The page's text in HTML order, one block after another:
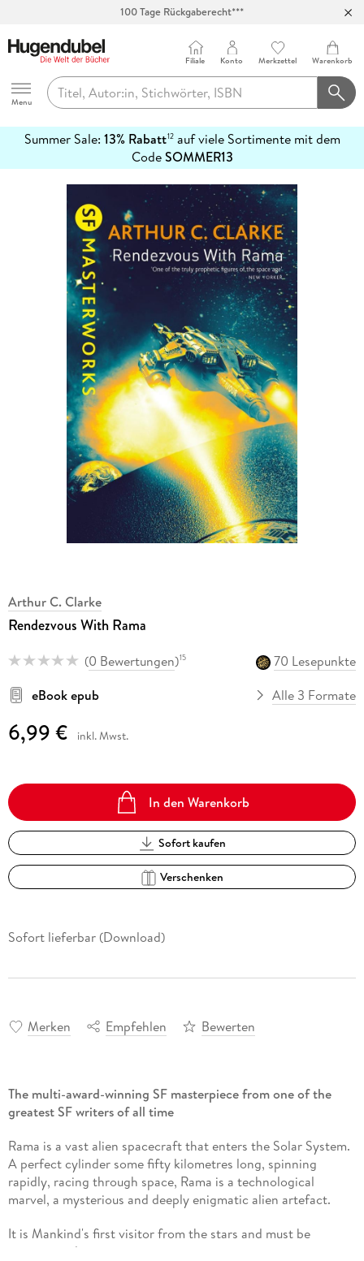
100 Tage Rückgaberecht***
Hugendubel
Menu
Filiale Konto Merkzettel Warenkorb
Summer Sale: 13% Rabatt12auf viele Sortimente mit dem
CodeSOMMER13
erfahren
Arthur C. Clarke
Rendezvous With Rama
(0 Bewertungen)15
70 Lesepunkte
eBook epub
Alle 3 Formate
6,99 € inkl. Mwst.
In den Warenkorb
Sofort kaufen
Verschenken
Sofort lieferbar (Download)
Merken Empfehlen Bewerten
The multi-award-winning SF masterpiece from one of the
greatest SF writers of all time
Rama is a vast alien spacecraft that enters the Solar System.
A perfect cylinder some fifty kilometres long, spinning
rapidly, racing through space, Rama is a technological
marvel, a mysterious and deeply enigmatic alien artefact.
It is Mankind's first visitor from the stars and must be
investigated . . .